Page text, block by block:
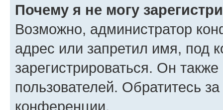
Почему я не могу
Возможно, администратор
адрес или запретил имя, под
зарегистрироваться. Он
пользователей. Обратитесь
конференции.